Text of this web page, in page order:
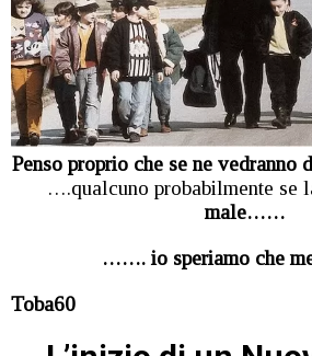
Penso proprio che se ne vedranno
….qualcuno probabilmente se
male……
……. io speriamo che
Toba60